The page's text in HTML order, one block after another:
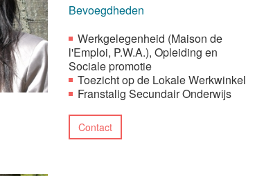
Bevoegdheden
Werkgelegenheid (Maison de
l'Emploi, P.W.A.), Opleiding en
Sociale promotie
Toezicht op de Lokale Werkwinkel
Franstalig Secundair Onderwijs
Contact